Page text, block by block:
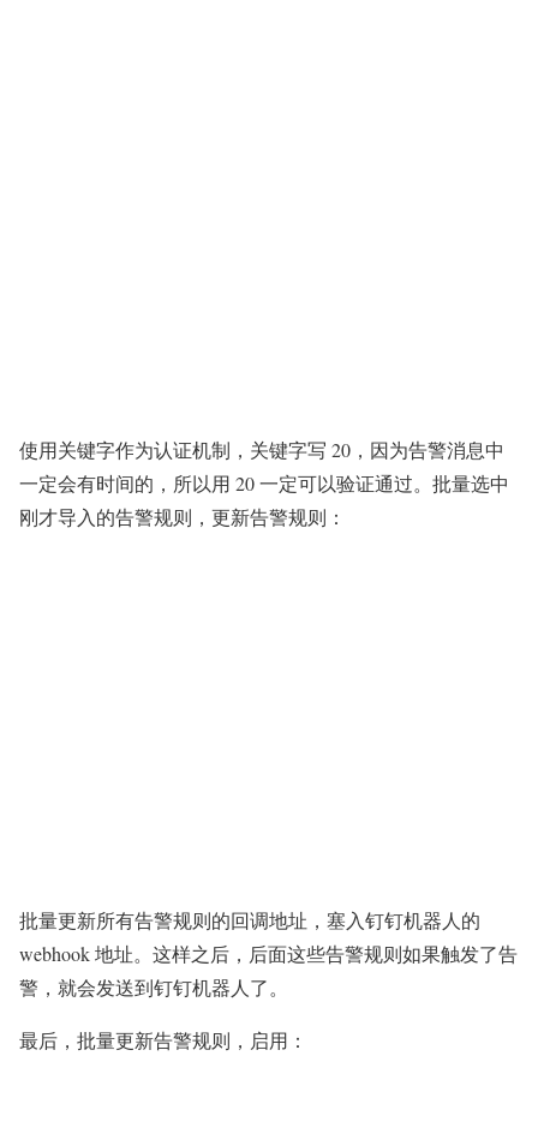
使用关键字作为认证机制，关键字写 20，因为告警消息中
一定会有时间的，所以用 20 一定可以验证通过。批量选中
刚才导入的告警规则，更新告警规则：
批量更新所有告警规则的回调地址，塞入钉钉机器人的
webhook 地址。这样之后，后面这些告警规则如果触发了告
警，就会发送到钉钉机器人了。
最后，批量更新告警规则，启用：